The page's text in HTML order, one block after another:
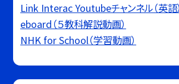
Link Interac Youtubeチャンネル（英語）
eboard（５教科解説動画）
NHK for School（学習動画）